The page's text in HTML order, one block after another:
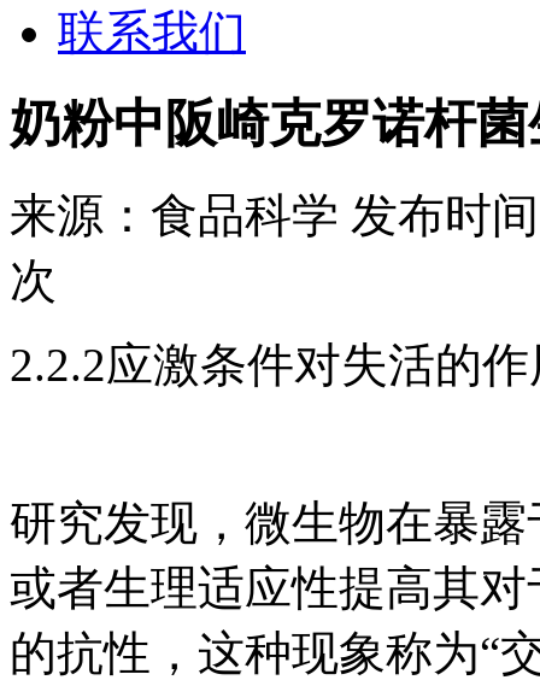
联系我们
奶粉中阪崎克罗诺杆
来源： 食品科学 发布时
次
2.2.2应激条件对失活的
研究发现，微生物在暴
或者生理适应性提高其
的抗性，这种现象称为“